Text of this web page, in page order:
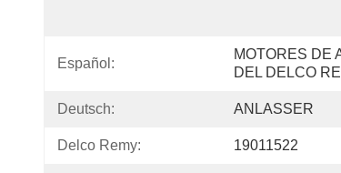
Español:
MOTORES DE
DEL DELCO
Deutsch: ANLASSER
Delco Remy: 19011522